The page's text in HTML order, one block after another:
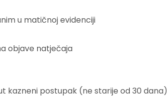
u matičnoj evidenciji
objave natječaja
kazneni postupak (ne starije od 30